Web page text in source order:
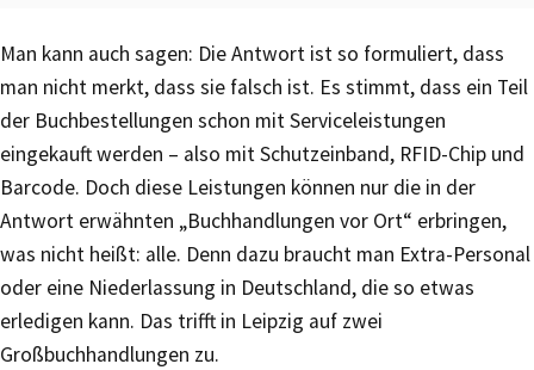
Man kann auch sagen: Die Antwort ist so formuliert, dass
man nicht merkt, dass sie falsch ist. Es stimmt, dass ein Teil
der Buchbestellungen schon mit Serviceleistungen
eingekauft werden – also mit Schutzeinband, RFID-Chip und
Barcode. Doch diese Leistungen können nur die in der
Antwort erwähnten „Buchhandlungen vor Ort“ erbringen,
was nicht heißt: alle. Denn dazu braucht man Extra-Personal
oder eine Niederlassung in Deutschland, die so etwas
erledigen kann. Das trifft in Leipzig auf zwei
Großbuchhandlungen zu.